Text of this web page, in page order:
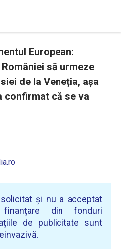
European:
să urmeze
de la Veneția, așa
confirmat că se va
și nu a acceptat
din fonduri
de publicitate sunt